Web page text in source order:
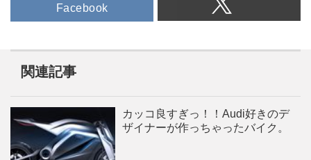
Facebook
関連記事
カッコ良すぎっ！！Audi好きのデ
ザイナーが作っちゃったバイク。